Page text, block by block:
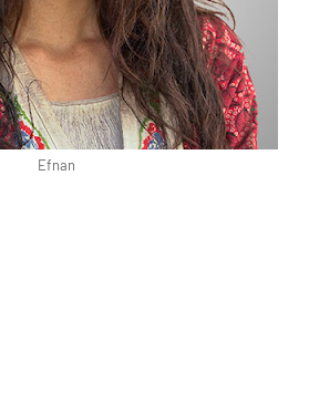
Efnan